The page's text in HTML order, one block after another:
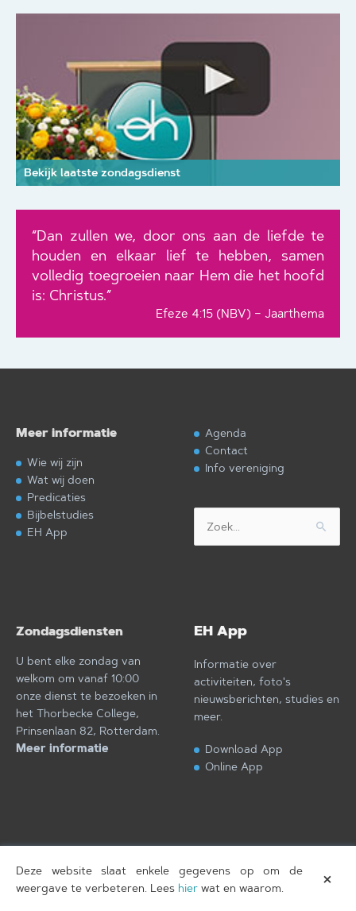
Bekijk laatste zondagsdienst
“Dan zullen we, door ons aan de liefde te
houden en elkaar lief te hebben, samen
volledig toegroeien naar Hem die het hoofd
is: Christus.”
Efeze 4:15 (NBV) – Jaarthema
Meer informatie
Wie wij zijn
Wat wij doen
Predicaties
Bijbelstudies
EH App
Agenda
Contact
Info vereniging
naar:
Zondagsdiensten
U bent elke zondag van
welkom om vanaf 10:00
onze dienst te bezoeken in
het Thorbecke College,
Prinsenlaan 82, Rotterdam.
Meer informatie
EH App
Informatie over
activiteiten, foto's
nieuwsberichten, studies en
meer.
Download App
Online App
Copyright © 2026Eben-Haëzer, gebouwd door
Amersfoort
Deze website slaat enkele gegevens op om de
weergave te verbeteren. Lees hier wat en waarom. ×